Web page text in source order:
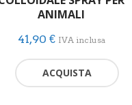
ANIMALI
41,90 € IVA inclusa
ACQUISTA